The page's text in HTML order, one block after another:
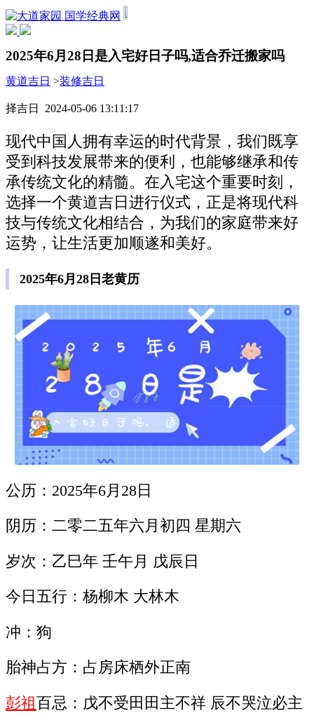
国学经典网
2025年6月28日是入宅好日子吗,适合乔迁搬家吗
黄道吉日 >装修吉日
择吉日 2024-05-06 13:11:17
现代中国人拥有幸运的时代背景，我们既享
受到科技发展带来的便利，也能够继承和传
承传统文化的精髓。在入宅这个重要时刻，
选择一个黄道吉日进行仪式，正是将现代科
技与传统文化相结合，为我们的家庭带来好
运势，让生活更加顺遂和美好。
2025年6月28日老黄历
公历：2025年6月28日
阴历：二零二五年六月初四 星期六
岁次：乙巳年 壬午月 戊辰日
今日五行：杨柳木 大林木
冲：狗
胎神占方：占房床栖外正南
彭祖 百忌：戊不受田田主不祥 辰不哭泣必主